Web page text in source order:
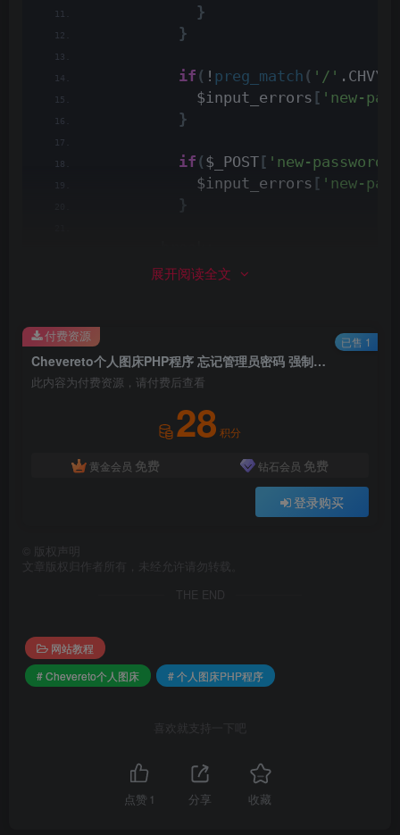
}
}
if ( ! preg_match ( '/' .CHV\
            $input_errors
[ 'new-
}
if ( $_POST [ 'new-password'
            $input_errors
[ 'new-
}
        case
'password':
/******
            } else {
            }
          }
$input_errors['new-
          }
          }
******/
        break;
展开阅读全文
Chevereto个人图床PHP程序 忘记管理员密码 强制登陆 重置密码方法
此内容为付费资源，请付费后查看
28 积分
黄金会员 免费 钻石会员 免费
登录购买
付费资源 已售 1
版权声明
文章版权归作者所有，未经允许请勿转载。
THE END
网站教程
# Chevereto个人图床
# 个人图床PHP程序
喜欢就支持一下吧
点赞 1 分享 收藏